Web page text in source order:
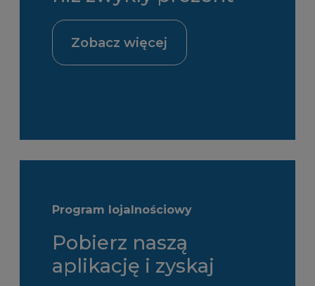
Zobacz więcej
Program lojalnościowy
Pobierz naszą
aplikację i zyskaj